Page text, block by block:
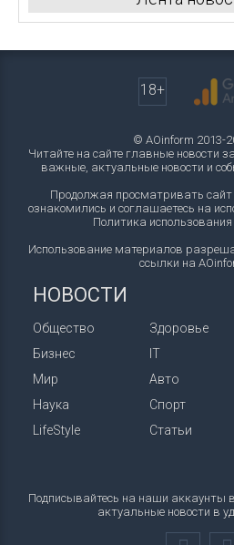
18+
© AOinform 2013-
Читайте на сайте главные новости
важные, актуальные новости и
Продолжая просматривать
ознакомились и соглашаетесь на
Политика
Использование материалов
ссылки на
НОВОСТИ
Общество
Бизнес
Мир
Наука
LifeStyle
Здоровье
IT
Авто
Спорт
Статьи
Подписывайтесь на наши аккаунты
актуальные новости в